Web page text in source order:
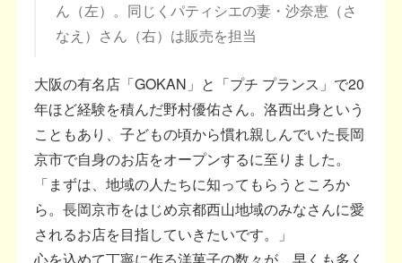
ん（左）。同じくパティシエの妻・沙奈恵（さ
なえ）さん（右）は販売を担当
大阪の有名店「GOKAN」と「プチ プランス」で20
年ほど経験を積んだ野村優佑さん。洛西出身という
こともあり、子どもの頃から慣れ親しんでいた長岡
京市で自身のお店をオープンするに至りました。
「まずは、地域の人たちに知ってもらうところか
ら。長岡京市をはじめ京都西山地域のみなさんに愛
されるお店を目指していきたいです。」
心を込めて丁寧に作る洋菓子の数々が、早くも多く